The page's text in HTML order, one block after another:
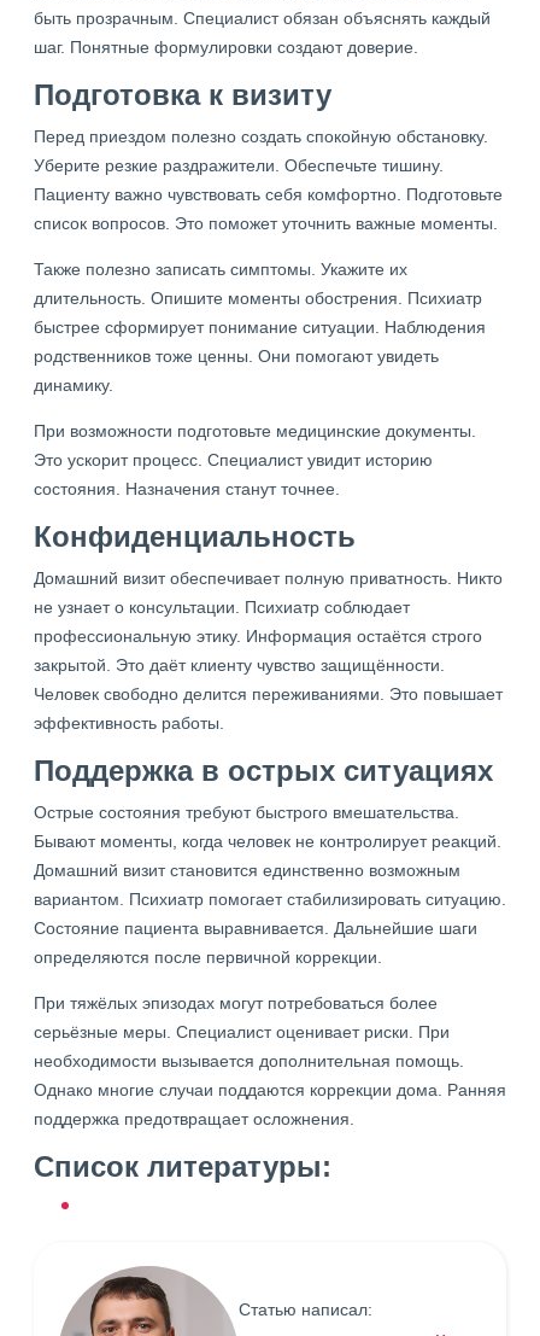
быть прозрачным. Специалист обязан объяснять каждый
шаг. Понятные формулировки создают доверие.
Подготовка к визиту
Перед приездом полезно создать спокойную обстановку.
Уберите резкие раздражители. Обеспечьте тишину.
Пациенту важно чувствовать себя комфортно. Подготовьте
список вопросов. Это поможет уточнить важные моменты.
Также полезно записать симптомы. Укажите их
длительность. Опишите моменты обострения. Психиатр
быстрее сформирует понимание ситуации. Наблюдения
родственников тоже ценны. Они помогают увидеть
динамику.
При возможности подготовьте медицинские документы.
Это ускорит процесс. Специалист увидит историю
состояния. Назначения станут точнее.
Конфиденциальность
Домашний визит обеспечивает полную приватность. Никто
не узнает о консультации. Психиатр соблюдает
профессиональную этику. Информация остаётся строго
закрытой. Это даёт клиенту чувство защищённости.
Человек свободно делится переживаниями. Это повышает
эффективность работы.
Поддержка в острых ситуациях
Острые состояния требуют быстрого вмешательства.
Бывают моменты, когда человек не контролирует реакций.
Домашний визит становится единственно возможным
вариантом. Психиатр помогает стабилизировать ситуацию.
Состояние пациента выравнивается. Дальнейшие шаги
определяются после первичной коррекции.
При тяжёлых эпизодах могут потребоваться более
серьёзные меры. Специалист оценивает риски. При
необходимости вызывается дополнительная помощь.
Однако многие случаи поддаются коррекции дома. Ранняя
поддержка предотвращает осложнения.
Список литературы:
Статью написал: